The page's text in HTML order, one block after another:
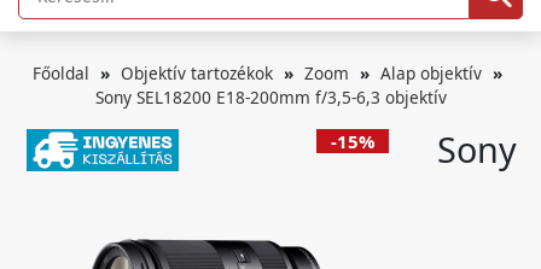
Főoldal Objektív tartozékok Zoom
Alap objektív
Sony SEL18200 E18-200mm f/3,5-6,3 objektív
-15% Sony